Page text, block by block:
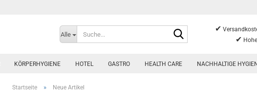
Alle
✔
✔
KÖRPERHYGIENE HOTEL GASTRO HEALTH CARE NACHHALTIGE
Startseite » Neue Artikel